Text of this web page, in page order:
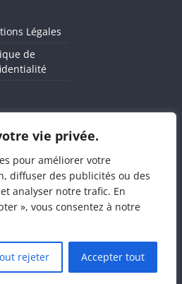
vie privée.
pour améliorer votre
diffuser des publicités ou des
analyser notre trafic. En
», vous consentez à notre
rejeter Accepter tout
Légales
de
Télétravail
Propulsé parWordPress